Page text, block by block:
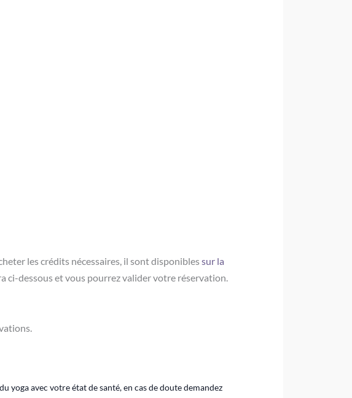
les crédits nécessaires, il sont disponiblessur la
ci-dessous et vous pourrez valider votre réservation.
yoga avec votre état de santé, en cas de doute demandez